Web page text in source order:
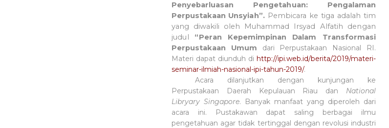
Penyebarluasan Pengetahuan: Pengalaman
Perpustakaan Unsyiah”. Pembicara ke tiga adalah tim
yang diwakili oleh
Muhammad Irsyad Alfatih dengan
judul “Peran Kepemimpinan Dalam Transformasi
Perpustakaan Umum dari Perpustakaan Nasional RI.
Materi dapat diunduh di http://ipi.web.id/berita/2019/materi-
seminar-ilmiah-nasional-ipi-tahun-2019/.
Acara dilanjutkan dengan kunjungan ke
Perpustakaan Daerah Kepulauan Riau dan National
Libryary Singapore. Banyak manfaat yang diperoleh dari
acara ini. Pustakawan dapat saling berbagai ilmu
pengetahuan agar tidak tertinggal dengan revolusi industri